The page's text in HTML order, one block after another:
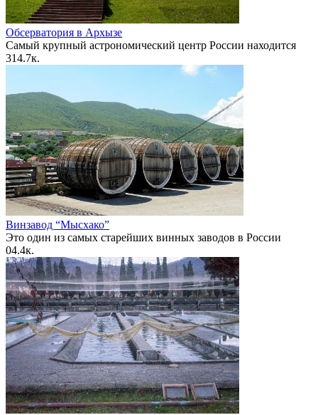
Обсерватория в Архызе
Самый крупный астрономический центр России находится
314.7к.
Винзавод “Мысхако”
Это один из самых старейших винных заводов в России
04.4к.